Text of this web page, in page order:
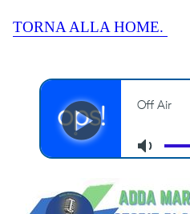
TORNA ALLA HOME.